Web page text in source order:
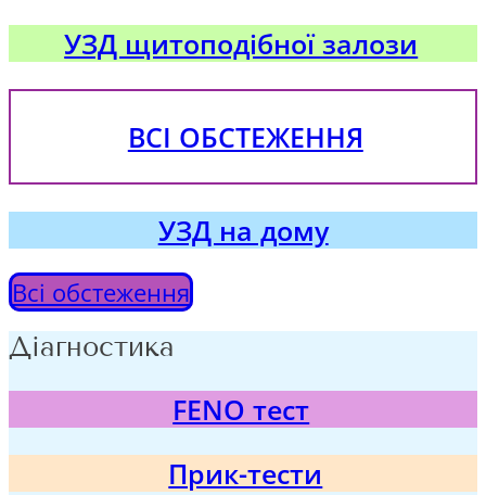
УЗД щитоподібної залози
ВСІ ОБСТЕЖЕННЯ
УЗД на дому
Всі обстеження
Діагностика
FENO тест
Прик-тести